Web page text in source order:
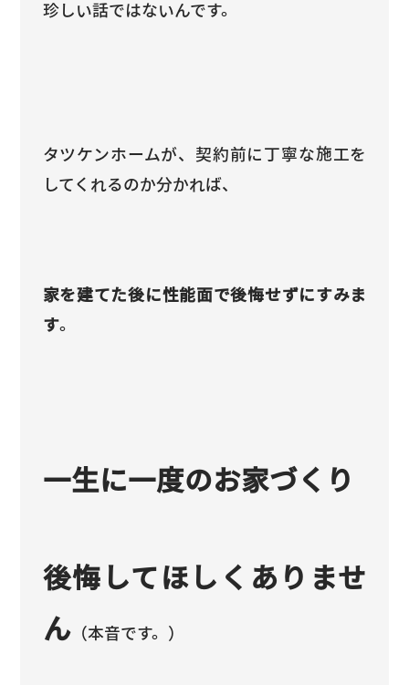
珍しい話ではないんです。
タツケンホームが、契約前に丁寧な施工を
してくれるのか分かれば、
家を建てた後に性能面で後悔せずにすみま
す。
一生に一度のお家づくり
後悔してほしくありませ
ん（本音です。）